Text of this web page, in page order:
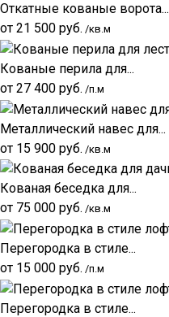
Откатные кованые ворота...
от 21 500 руб. /кв.м
Кованые перила для...
от 27 400 руб. /п.м
Металлический навес для...
от 15 900 руб. /кв.м
Кованая беседка для...
от 75 000 руб. /кв.м
Перегородка в стиле...
от 15 000 руб. /п.м
Перегородка в стиле...